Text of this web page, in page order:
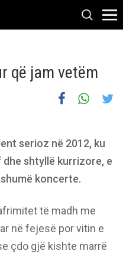
që jam vetëm
serioz në 2012, ku
shtyllë kurrizore, e
koncerte.
të madh me
në fejesë por vitin e
çdo gjë kishte marrë